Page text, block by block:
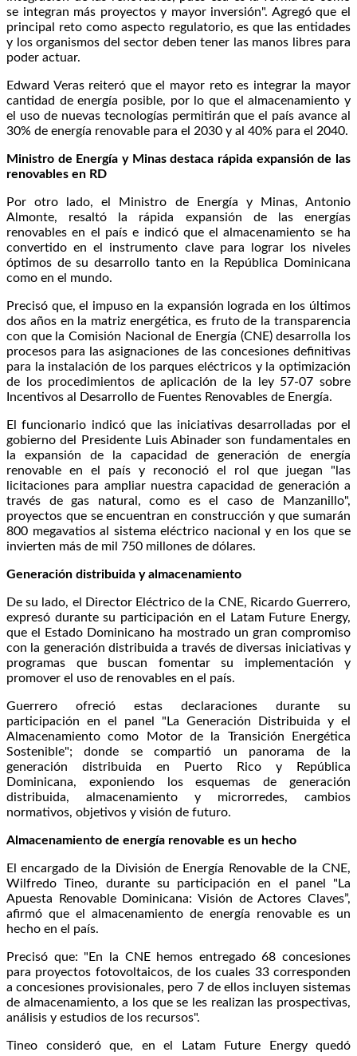
se integran más proyectos y mayor inversión". Agregó que el
principal reto como aspecto regulatorio, es que las entidades
y los organismos del sector deben tener las manos libres para
poder actuar.
Edward Veras reiteró que el mayor reto es integrar la mayor
cantidad de energía posible, por lo que el almacenamiento y
el uso de nuevas tecnologías permitirán que el país avance al
30% de energía renovable para el 2030 y al 40% para el 2040.
Ministro de Energía y Minas destaca rápida expansión de las
renovables en RD
Por otro lado, el Ministro de Energía y Minas, Antonio
Almonte, resaltó la rápida expansión de las energías
renovables en el país e indicó que el almacenamiento se ha
convertido en el instrumento clave para lograr los niveles
óptimos de su desarrollo tanto en la República Dominicana
como en el mundo.
Precisó que, el impuso en la expansión lograda en los últimos
dos años en la matriz energética, es fruto de la transparencia
con que la Comisión Nacional de Energía (CNE) desarrolla los
procesos para las asignaciones de las concesiones definitivas
para la instalación de los parques eléctricos y la optimización
de los procedimientos de aplicación de la ley 57-07 sobre
Incentivos al Desarrollo de Fuentes Renovables de Energía.
El funcionario indicó que las iniciativas desarrolladas por el
gobierno del Presidente Luis Abinader son fundamentales en
la expansión de la capacidad de generación de energía
renovable en el país y reconoció el rol que juegan "las
licitaciones para ampliar nuestra capacidad de generación a
través de gas natural, como es el caso de Manzanillo",
proyectos que se encuentran en construcción y que sumarán
800 megavatios al sistema eléctrico nacional y en los que se
invierten más de mil 750 millones de dólares.
Generación distribuida y almacenamiento
De su lado, el Director Eléctrico de la CNE, Ricardo Guerrero,
expresó durante su participación en el Latam Future Energy,
que el Estado Dominicano ha mostrado un gran compromiso
con la generación distribuida a través de diversas iniciativas y
programas que buscan fomentar su implementación y
promover el uso de renovables en el país.
Guerrero ofreció estas declaraciones durante su
participación en el panel "La Generación Distribuida y el
Almacenamiento como Motor de la Transición Energética
Sostenible"; donde se compartió un panorama de la
generación distribuida en Puerto Rico y República
Dominicana, exponiendo los esquemas de generación
distribuida, almacenamiento y microrredes, cambios
normativos, objetivos y visión de futuro.
Almacenamiento de energía renovable es un hecho
El encargado de la División de Energía Renovable de la CNE,
Wilfredo Tineo, durante su participación en el panel "La
Apuesta Renovable Dominicana: Visión de Actores Claves”,
afirmó que el almacenamiento de energía renovable es un
hecho en el país.
Precisó que: "En la CNE hemos entregado 68 concesiones
para proyectos fotovoltaicos, de los cuales 33 corresponden
a concesiones provisionales, pero 7 de ellos incluyen sistemas
de almacenamiento, a los que se les realizan las prospectivas,
análisis y estudios de los recursos".
Tineo consideró que, en el Latam Future Energy quedó